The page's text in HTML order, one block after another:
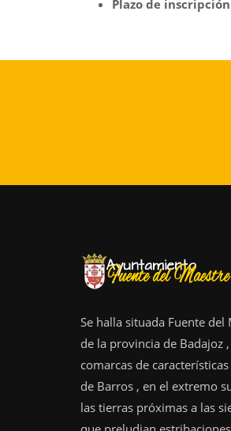
Plazo de
Se halla situada Fuente
de la provincia de Badajoz
comarcas de
de Barros , en el extremo
las tierras próximas a las